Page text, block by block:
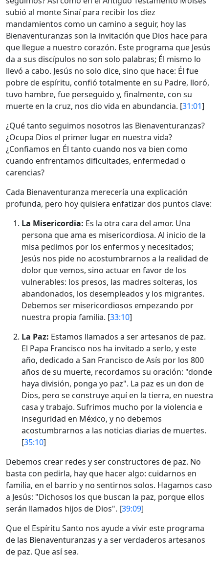
subió al monte Sinaí para recibir los diez
mandamientos como un camino a seguir, hoy las
Bienaventuranzas son la invitación que Dios hace para
que llegue a nuestro corazón. Este programa que Jesús
da a sus discípulos no son solo palabras; Él mismo lo
llevó a cabo. Jesús no solo dice, sino que hace: Él fue
pobre de espíritu, confió totalmente en su Padre, lloró,
tuvo hambre, fue perseguido y, finalmente, con su
muerte en la cruz, nos dio vida en abundancia. [31:01]
¿Qué tanto seguimos nosotros las Bienaventuranzas?
¿Ocupa Dios el primer lugar en nuestra vida?
¿Confiamos en Él tanto cuando nos va bien como
cuando enfrentamos dificultades, enfermedad o
carencias?
Cada Bienaventuranza merecería una explicación
profunda, pero hoy quisiera enfatizar dos puntos clave:
La Misericordia: Es la otra cara del amor. Una
persona que ama es misericordiosa. Al inicio de la
misa pedimos por los enfermos y necesitados;
Jesús nos pide no acostumbrarnos a la realidad de
dolor que vemos, sino actuar en favor de los
vulnerables: los presos, las madres solteras, los
abandonados, los desempleados y los migrantes.
Debemos ser misericordiosos empezando por
nuestra propia familia. [33:10]
La Paz: Estamos llamados a ser artesanos de paz.
El Papa Francisco nos ha invitado a serlo, y este
año, dedicado a San Francisco de Asís por los 800
años de su muerte, recordamos su oración: "donde
haya división, ponga yo paz". La paz es un don de
Dios, pero se construye aquí en la tierra, en nuestra
casa y trabajo. Sufrimos mucho por la violencia e
inseguridad en México, y no debemos
acostumbrarnos a las noticias diarias de muertes.
[35:10]
Debemos crear redes y ser constructores de paz. No
basta con pedirla, hay que hacer algo: cuidarnos en
familia, en el barrio y no sentirnos solos. Hagamos caso
a Jesús: "Dichosos los que buscan la paz, porque ellos
serán llamados hijos de Dios". [39:09]
Que el Espíritu Santo nos ayude a vivir este programa
de las Bienaventuranzas y a ser verdaderos artesanos
de paz. Que así sea.